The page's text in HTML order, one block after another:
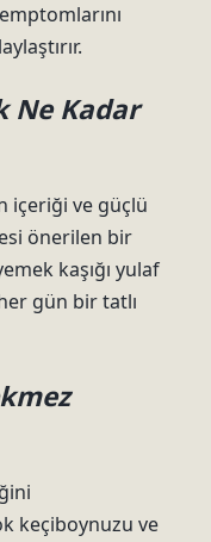
Ne Kadar
içeriği ve güçlü
önerilen bir
kaşığı yulaf
gün bir tatlı
keçiboynuzu ve